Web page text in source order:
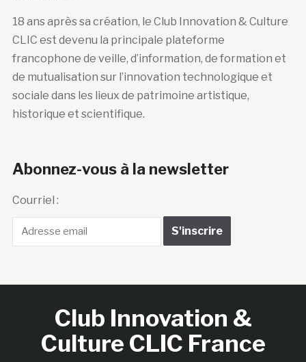
18 ans après sa création, le Club Innovation & Culture
CLIC est devenu la principale plateforme
francophone de veille, d’information, de formation et
de mutualisation sur l’innovation technologique et
sociale dans les lieux de patrimoine artistique,
historique et scientifique.
Abonnez-vous à la newsletter
Courriel :
Club Innovation &
Culture CLIC France